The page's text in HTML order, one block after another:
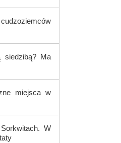
siedzibą? Ma
miejsca w
W